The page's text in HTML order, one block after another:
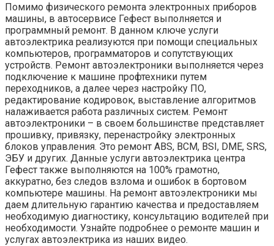
Помимо физического ремонта электронных приборов
машины, в автосервисе Гефест выполняется и
программный ремонт. В данном ключе услуги
автоэлектрика реализуются при помощи специальных
компьютеров, программаторов и сопутствующих
устройств. Ремонт автоэлектроники выполняется через
подключение к машине профтехники путем
переходников, а далее через настройку ПО,
редактирование кодировок, выставление алгоритмов
налаживается работа различных систем. Ремонт
автоэлектроники – в своем большинстве представляет
прошивку, привязку, перенастройку электронных
блоков управления. Это ремонт ABS, BCM, BSI, DME, SRS,
ЭБУ и других. Данные услуги автоэлектрика центра
Гефест также выполняются на 100% грамотно,
аккуратно, без следов взлома и ошибок в бортовом
компьютере машины. На ремонт автоэлектроники мы
даем длительную гарантию качества и предоставляем
необходимую диагностику, консультацию водителей при
необходимости. Узнайте подробнее о ремонте машин и
услугах автоэлектрика из наших видео.